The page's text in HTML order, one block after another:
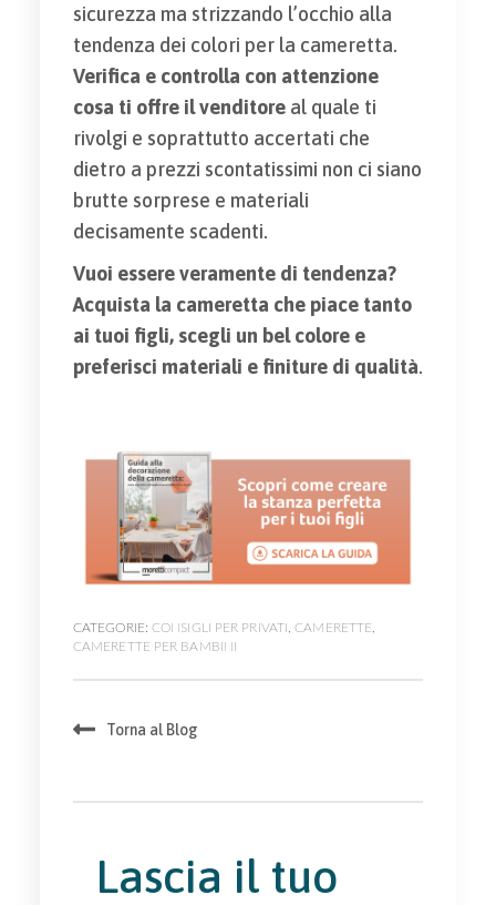
sicurezza ma strizzando l’occhio alla
tendenza dei colori per la cameretta.
Verifica e controlla con attenzione
cosa ti offre il venditore al quale ti
rivolgi e soprattutto accertati che
dietro a prezzi scontatissimi non ci siano
brutte sorprese e materiali
decisamente scadenti.
Vuoi essere veramente di tendenza?
Acquista la cameretta che piace tanto
ai tuoi figli, scegli un bel colore e
preferisci materiali e finiture di qualità.
CATEGORIE: CONSIGLI PER PRIVATI ,CAMERETTE
CAMERETTE PER BAMBINI
Torna al Blog
Lascia il tuo